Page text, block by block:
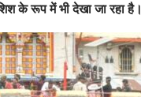
के रूप में भी देखा जा रहा है।